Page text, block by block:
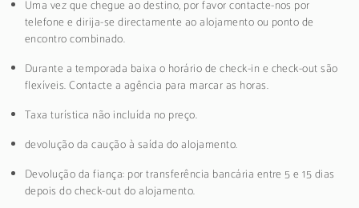
Uma vez que chegue ao destino, por favor contacte-nos por
telefone e dirija-se directamente ao alojamento ou ponto de
encontro combinado.
Durante a temporada baixa o horário de check-in e check-out são
flexíveis. Contacte a agência para marcar as horas.
Taxa turística não incluída no preço.
devolução da caução à saída do alojamento.
Devolução da fiança: por transferência bancária entre 5 e 15 dias
depois do check-out do alojamento.